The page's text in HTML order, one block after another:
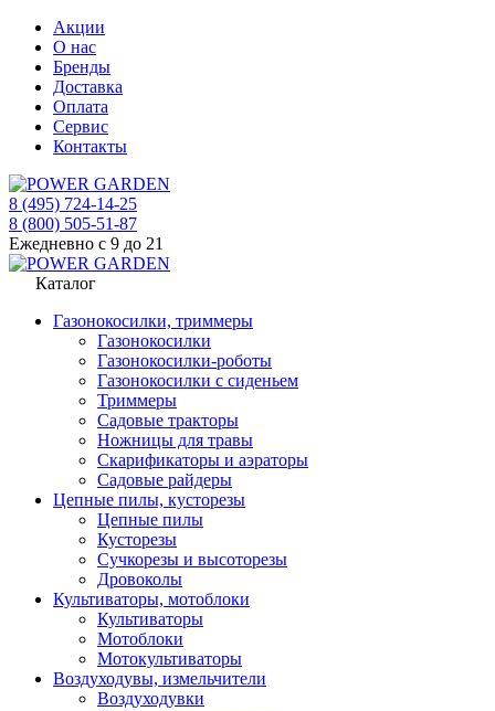
Акции
О нас
Бренды
Доставка
Оплата
Сервис
Контакты
8 (495) 724-14-25
8 (800) 505-51-87
Ежедневно с 9 до 21
Каталог
Газонокосилки, триммеры
Газонокосилки
Газонокосилки-роботы
Газонокосилки с сиденьем
Триммеры
Садовые тракторы
Ножницы для травы
Скарификаторы и аэраторы
Садовые райдеры
Цепные пилы, кусторезы
Цепные пилы
Кусторезы
Сучкорезы и высоторезы
Дровоколы
Культиваторы, мотоблоки
Культиваторы
Мотоблоки
Мотокультиваторы
Воздуходувы, измельчители
Воздуходувки